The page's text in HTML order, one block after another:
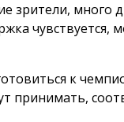
зрители, много
чувствуется,
к
принимать,